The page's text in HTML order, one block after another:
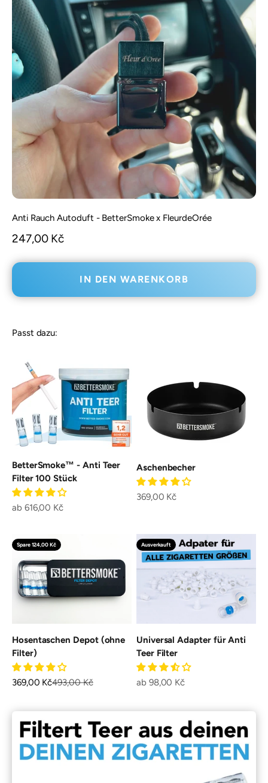
Anti Rauch Autoduft - BetterSmoke x FleurdeOrée
Angebot
247,00 Kč
IN DEN WARENKORB
Passt dazu:
BetterSmoke™ - Anti Teer
Filter 100 Stück
Angebot
ab 616,00 Kč
Aschenbecher
Angebot
369,00 Kč
Spare 124,00 Kč
Hosentaschen Depot (ohne
Filter)
Angebot
369,00 KčRegulärer Preis
493,00 Kč
Ausverkauft
Universal Adapter für Anti
Teer Filter
Angebot
ab 98,00 Kč